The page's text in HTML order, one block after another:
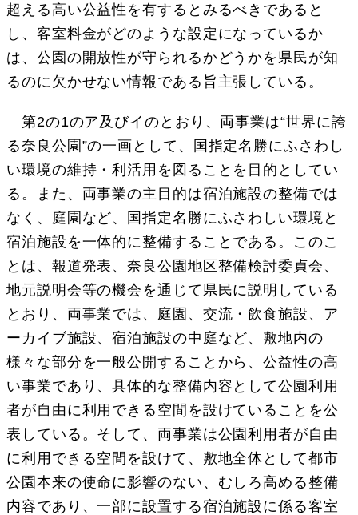
超える高い公益性を有するとみるべきであると
し、客室料金がどのような設定になっているか
は、公園の開放性が守られるかどうかを県民が知
るのに欠かせない情報である旨主張している。
第2の1のア及びイのとおり、両事業は“世界に誇
る奈良公園”の一画として、国指定名勝にふさわし
い環境の維持・利活用を図ることを目的としてい
る。また、両事業の主目的は宿泊施設の整備では
なく、庭園など、国指定名勝にふさわしい環境と
宿泊施設を一体的に整備することである。このこ
とは、報道発表、奈良公園地区整備検討委貞会、
地元説明会等の機会を通じて県民に説明している
とおり、両事業では、庭園、交流・飲食施設、ア
ーカイブ施設、宿泊施設の中庭など、敷地内の
様々な部分を一般公開することから、公益性の高
い事業であり、具体的な整備内容として公園利用
者が自由に利用できる空間を設けていることを公
表している。そして、両事業は公園利用者が自由
に利用できる空間を設けて、敷地全体として都市
公園本来の使命に影響のない、むしろ高める整備
内容であり、一部に設置する宿泊施設に係る客室